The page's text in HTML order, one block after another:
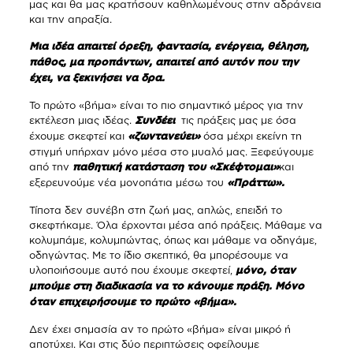
μας και θα μας κρατήσουν καθηλωμένους στην αδράνεια
και την απραξία.
Μια ιδέα απαιτεί όρεξη, φαντασία, ενέργεια, θέληση,
πάθος, μα προπάντων, απαιτεί από αυτόν που την
έχει, να ξεκινήσει να δρα.
Το πρώτο «βήμα» είναι το πιο σημαντικό μέρος για την
εκτέλεση μιας ιδέας. Συνδέειτις πράξεις μας με όσα
έχουμε σκεφτεί και «ζωντανεύει»όσα μέχρι εκείνη τη
στιγμή υπήρχαν μόνο μέσα στο μυαλό μας. Ξεφεύγουμε
από την παθητική κατάσταση του «Σκέφτομαι»και
εξερευνούμε νέα μονοπάτια μέσω του «Πράττω».
Τίποτα δεν συνέβη στη ζωή μας, απλώς, επειδή το
σκεφτήκαμε. Όλα έρχονται μέσα από πράξεις. Μάθαμε να
κολυμπάμε, κολυμπώντας, όπως και μάθαμε να οδηγάμε,
οδηγώντας. Με το ίδιο σκεπτικό, θα μπορέσουμε να
υλοποιήσουμε αυτό που έχουμε σκεφτεί, μόνο, όταν
μπούμε στη διαδικασία να το κάνουμε πράξη. Μόνο
όταν επιχειρήσουμε το πρώτο «βήμα».
Δεν έχει σημασία αν το πρώτο «βήμα» είναι μικρό ή
αποτύχει. Και στις δύο περιπτώσεις οφείλουμε